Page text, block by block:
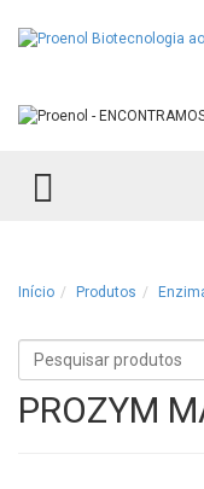
TOGGLE
Início Produtos
Procurar
produtos
PROZYM